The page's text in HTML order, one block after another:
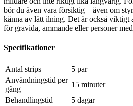
bör du även vara försiktig – även om
känna av lätt ilning. Det är också viktigt
för gravida, ammande eller personer
Specifikationer
Antal strips
5 par
Användningstid per
gång
15 minuter
Behandlingstid
5 dagar